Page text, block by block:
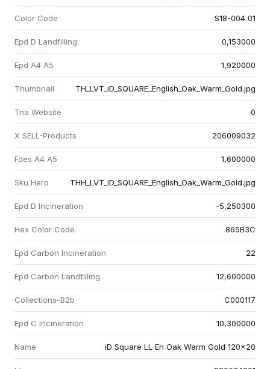
Color Code S18-004 01
Epd D Landfilling 0,153000
Epd A4 A5 1,920000
Thumbnail TH_LVT_iD_SQUARE_English_Oak_Warm_Gold.jpg
Tna Website 0
X SELL-Products 206009032
Fdes A4 A5 1,600000
Sku Hero THH_LVT_iD_SQUARE_English_Oak_Warm_Gold.jpg
Epd D Incineration -5,250300
Hex Color Code 865B3C
Epd Carbon Incineration 22
Epd Carbon Landfilling 12,600000
Collections-B2b C000117
Epd C Incineration 10,300000
Name iD Square LL En Oak Warm Gold 120x20